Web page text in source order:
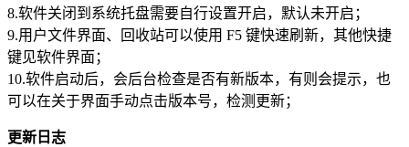
8.软件关闭到系统托盘需要自行设置开启，默认未开启；
9.用户文件界面、回收站可以使用 F5 键快速刷新，其他快捷
键见软件界面；
10.软件启动后，会后台检查是否有新版本，有则会提示，也
可以在关于界面手动点击版本号，检测更新；
更新日志